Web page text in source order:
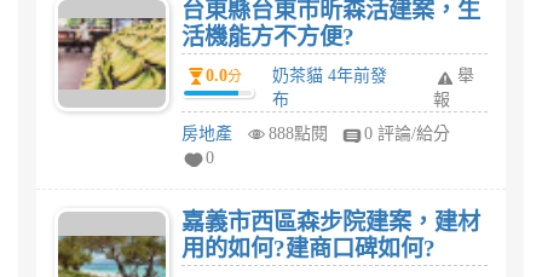
台東縣台東市昕森活建案，生
活機能方不方便?
0.0分
奶茶貓 4年前發
布
舉
報
房地產
888點閱
0 評論/給分
0
嘉義市西區森步院建案，建材
用的如何?建商口碑如何?